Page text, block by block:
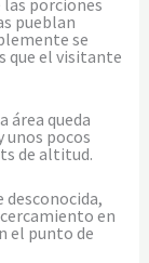
las porciones
pueblan
se
que el visitante
área queda
unos pocos
de altitud.
desconocida,
en
el punto de